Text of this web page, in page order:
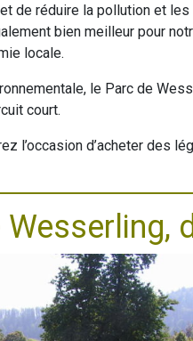
de réduire la pollution et
bien meilleur pour
locale.
le Parc de
court.
l’occasion d’acheter